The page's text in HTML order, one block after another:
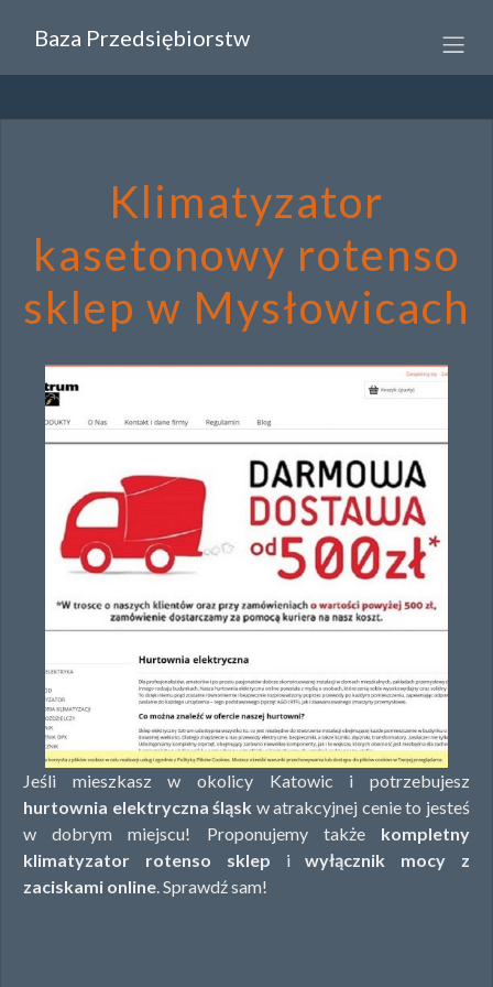
Baza Przedsiębiorstw
Klimatyzator
kasetonowy rotenso
sklep w Mysłowicach
Jeśli mieszkasz w okolicy Katowic i potrzebujesz
hurtownia elektryczna śląsk w atrakcyjnej cenie to jesteś
w dobrym miejscu! Proponujemy także kompletny
klimatyzator rotenso sklep iwyłącznik mocy z
zaciskami online. Sprawdź sam!